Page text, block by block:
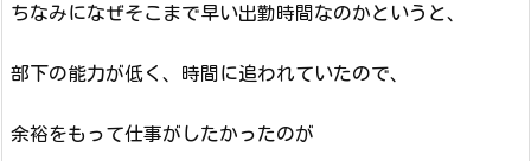
ちなみになぜそこまで早い出勤時間なのかというと、
部下の能力が低く、時間に追われていたので、
余裕をもって仕事がしたかったのが